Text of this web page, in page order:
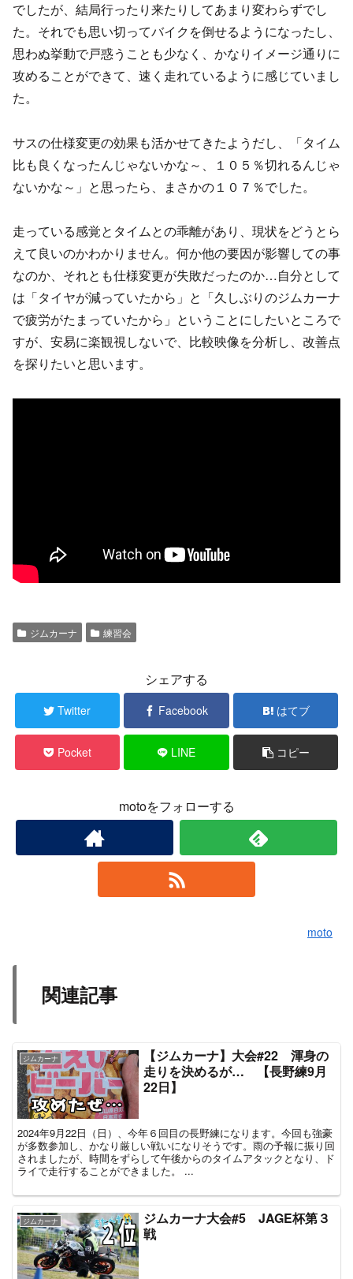
でしたが、結局行ったり来たりしてあまり変わらずでし
た。それでも思い切ってバイクを倒せるようになったし、
思わぬ挙動で戸惑うことも少なく、かなりイメージ通りに
攻めることができて、速く走れているように感じていまし
た。
サスの仕様変更の効果も活かせてきたようだし、「タイム
比も良くなったんじゃないかな～、１０５％切れるんじゃ
ないかな～」と思ったら、まさかの１０７％でした。
走っている感覚とタイムとの乖離があり、現状をどうとら
えて良いのかわかりません。何か他の要因が影響しての事
なのか、それとも仕様変更が失敗だったのか…自分として
は「タイヤが減っていたから」と「久しぶりのジムカーナ
で疲労がたまっていたから」ということにしたいところで
すが、安易に楽観視しないで、比較映像を分析し、改善点
を探りたいと思います。
ジムカーナ 練習会
シェアする
Twitter Facebook はてブ
Pocket LINE コピー
motoをフォローする
moto
関連記事
ジムカーナ
【ジムカーナ】大会#22 渾身の
走りを決めるが… 【長野練9月
22日】
2024年9月22日（日）、今年６回目の長野練になります。今回も強豪
が多数参加し、かなり厳しい戦いになりそうです。雨の予報に振り回
されましたが、時間をずらして午後からのタイムアタックとなり、ド
ライで走行することができました。 ...
ジムカーナ
ジムカーナ大会#5 JAGE杯第３
戦